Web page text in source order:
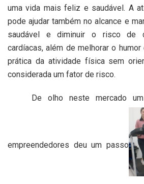
uma vida mais feliz e saudável. A
pode ajudar também no alcance e
saudável e diminuir o risco de
cardíacas, além de melhorar o
prática da atividade física sem
considerada um fator de risco.
De olho neste mercado um
empreendedores deu um passo